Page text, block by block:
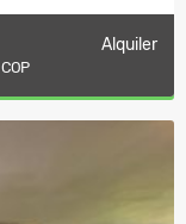
Alquiler
COP